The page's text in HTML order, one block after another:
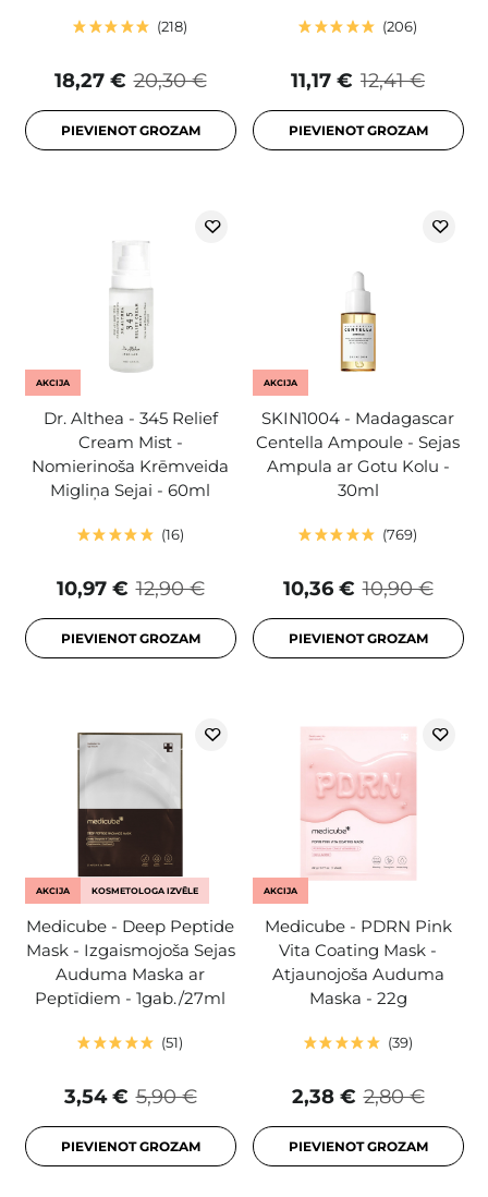
218
20,30 €
18,27 €
PIEVIENOT GROZAM
206
12,41 €
11,17 €
PIEVIENOT GROZAM
AKCIJA
Dr. Althea - 345 Relief
Cream Mist -
Nomierinoša Krēmveida
Migliņa Sejai - 60ml
16
12,90 €
10,97 €
PIEVIENOT GROZAM
AKCIJA
SKIN1004 - Madagascar
Centella Ampoule - Sejas
Ampula ar Gotu Kolu -
30ml
769
10,90 €
10,36 €
PIEVIENOT GROZAM
AKCIJA KOSMETOLOGA IZVĒLE
Medicube - Deep Peptide
Mask - Izgaismojoša Sejas
Auduma Maska ar
Peptīdiem - 1gab./27ml
51
5,90 €
3,54 €
PIEVIENOT GROZAM
AKCIJA
Medicube - PDRN Pink
Vita Coating Mask -
Atjaunojoša Auduma
Maska - 22g
39
2,80 €
2,38 €
PIEVIENOT GROZAM